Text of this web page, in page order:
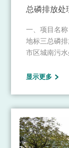
总磷排放处
一、项目名
地标三总磷
市区城南污
模为5万吨/日
目采用先进
A2/O+人工
达地表水环
≤0.2mg/L。
显示更多